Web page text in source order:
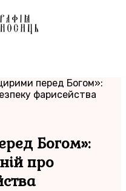
перед Богом»:
фарисейства
Богом»:
про